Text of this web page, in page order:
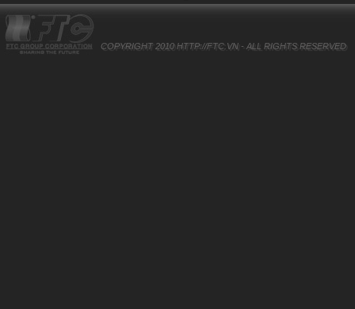
COPYRIGHT 2010 HTTP://FTC.VN - ALL RIGHTS RESERVED